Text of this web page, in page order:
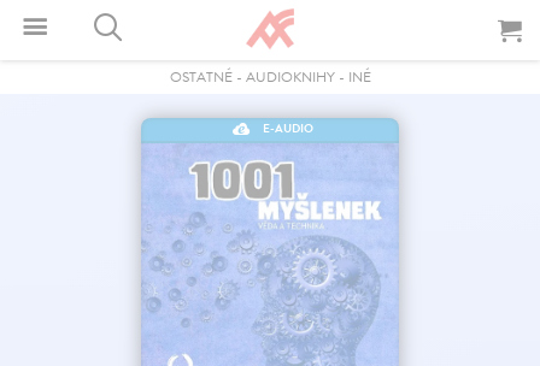
OSTATNÉ- AUDIOKNIHY- INÉ
E-AUDIO